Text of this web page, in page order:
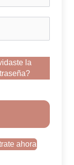
la
ahora